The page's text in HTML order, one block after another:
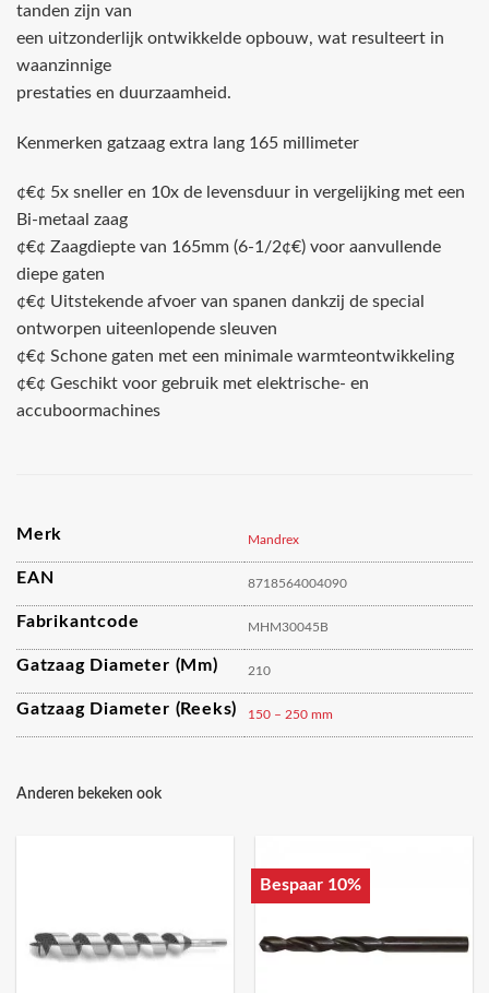
tanden zijn van
een uitzonderlijk ontwikkelde opbouw, wat resulteert in
waanzinnige
prestaties en duurzaamheid.
Kenmerken gatzaag extra lang 165 millimeter
¢€¢ 5x sneller en 10x de levensduur in vergelijking met een
Bi-metaal zaag
¢€¢ Zaagdiepte van 165mm (6-1/2¢€) voor aanvullende
diepe gaten
¢€¢ Uitstekende afvoer van spanen dankzij de special
ontworpen uiteenlopende sleuven
¢€¢ Schone gaten met een minimale warmteontwikkeling
¢€¢ Geschikt voor gebruik met elektrische- en
accuboormachines
Merk Mandrex
EAN 8718564004090
Fabrikantcode MHM30045B
Gatzaag Diameter (mm) 210
Gatzaag Diameter (reeks) 150 – 250 mm
Anderen bekeken ook
Bespaar 10%